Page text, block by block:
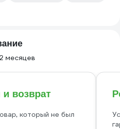
месяцев
возврат
который не был